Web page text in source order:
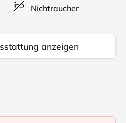
Nichtraucher
anzeigen